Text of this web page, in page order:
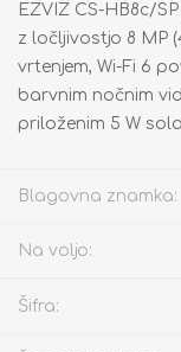
EZVIZ CS-HB8c/
z ločljivostjo 8 MP
vrtenjem, Wi-Fi 6
barvnim nočnim
priloženim 5 W
Blagovna znamka:
Na voljo:
Šifra: